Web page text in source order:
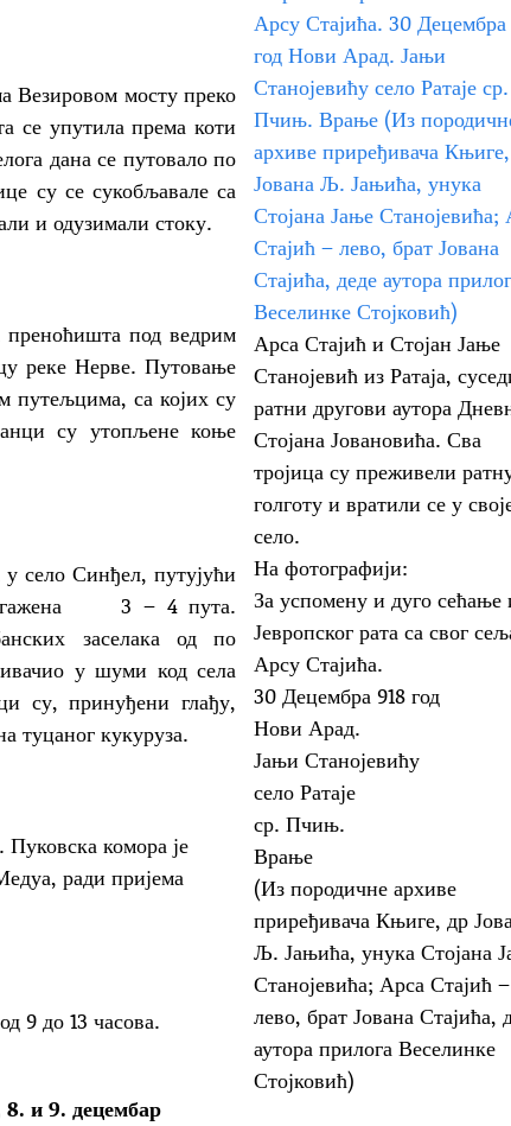
Арса Стајић и Стојан Јање
Станојевић из Ратаја,
ратни другови аутора
Стојана Јовановића. Сва
тројица су преживели
голготу и вратили се у
село.
На фотографији:
За успомену и дуго сећање
Јевропског рата са свог
Арсу Стајића.
30 Децембра 918 год
Нови Арад.
Јањи Станојевићу
село Ратаје
ср. Пчињ.
Врање
(Из породичне архиве
приређивача Књиге, др
Љ. Јањића, унука Стојана
Станојевића; Арса Стајић –
лево, брат Јована Стајића,
аутора прилога Веселинке
Стојковић)
мосту преко
се упутила према коти
дана се путовало по
су се сукобљавале са
и одузимали стоку.
преноћишта под ведрим
реке Нерве. Путовање
путељцима, са којих су
су утопљене коње
Синђел, путујући
гажена 3 – 4 пута.
заселака од по
у шуми код села
су, принуђени глађу,
туцаног кукуруза.
комора је
ради пријема
9 до 13 часова.
и 9. децембар